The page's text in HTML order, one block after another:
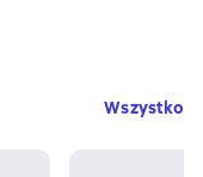
Wszystko